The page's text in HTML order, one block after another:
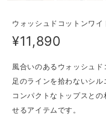
ウォッシュドコットンワ
¥11,890
風合いのあるウォッシュド
足のラインを拾わないシ
コンパクトなトップスと
せるアイテムです。